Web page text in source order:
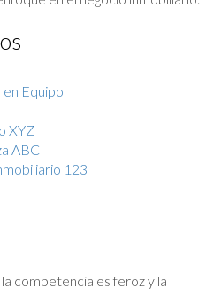
Equipo
XYZ
ABC
123
competencia es feroz y la